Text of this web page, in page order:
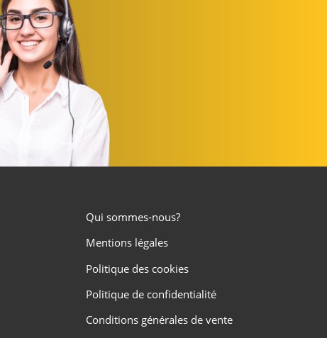
Qui sommes-nous?
Mentions légales
Politique des cookies
Politique de confidentialité
Conditions générales de vente